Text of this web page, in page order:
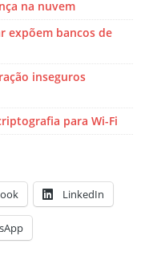
na nuvem
expõem bancos de
inseguros
para Wi-Fi
LinkedIn